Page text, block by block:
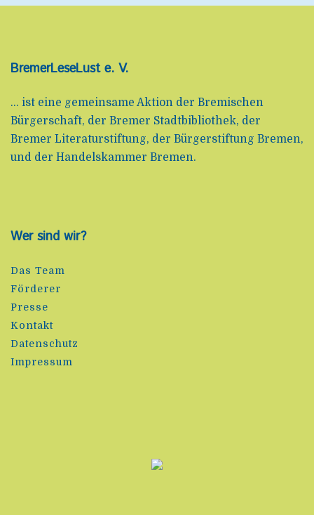
BremerLeseLust e. V.
... ist eine gemeinsame Aktion der Bremischen
Bürgerschaft, der Bremer Stadtbibliothek, der
Bremer Literaturstiftung, der Bürgerstiftung Bremen,
und der Handelskammer Bremen.
Wer sind wir?
Das Team
Förderer
Presse
Kontakt
Datenschutz
Impressum